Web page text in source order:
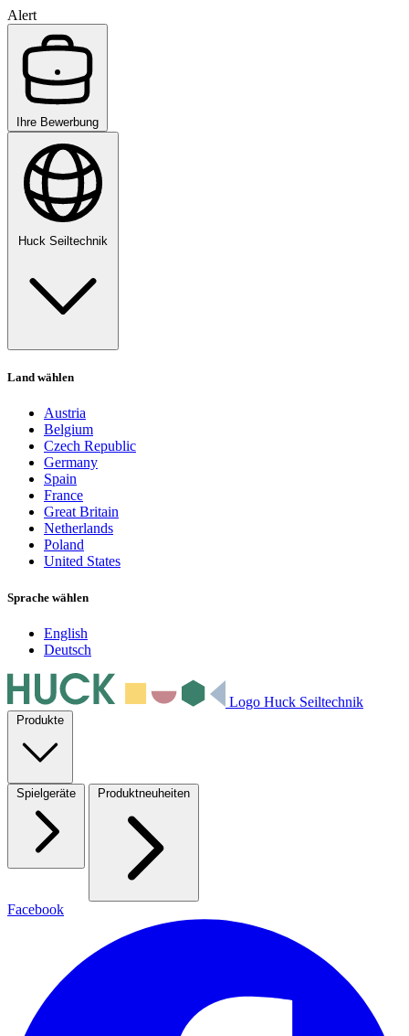
Alert
Ihre Bewerbung
Huck Seiltechnik
Land wählen
Austria
Belgium
Czech Republic
Germany
Spain
France
Great Britain
Netherlands
Poland
United States
Sprache wählen
English
Deutsch
Logo Huck Seiltechnik
Produkte
Spielgeräte Produktneuheiten
Facebook